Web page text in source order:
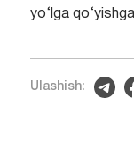
yo‘lga
Ulashish: